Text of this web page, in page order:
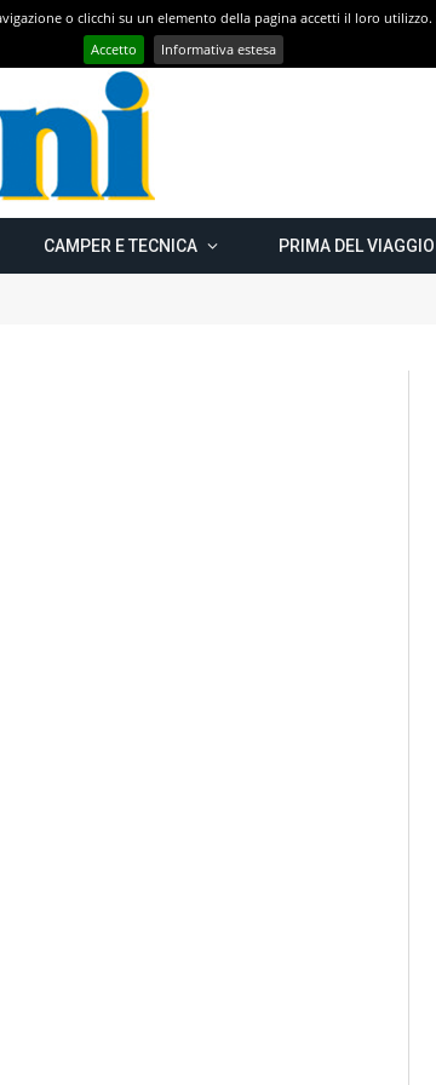
Con CAMPER GO – UN GRANDE VIAGGIO verso il nord est EUROPEO – Carelia Russa e Capo Nord 2019 – Km 13.000
CAMPER E TECNICA PRIMA DEL VIAGGIO
o clicchi su un elemento della pagina accetti il loro
Accetto
Informativa estesa